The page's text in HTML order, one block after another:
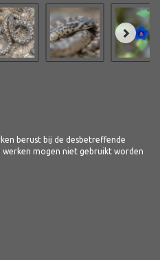
berust bij de desbetreffende
werken mogen niet gebruikt worden